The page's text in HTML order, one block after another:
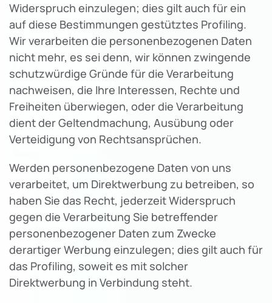
Widerspruch einzulegen; dies gilt auch für ein
auf diese Bestimmungen gestütztes Profiling.
Wir verarbeiten die personenbezogenen Daten
nicht mehr, es sei denn, wir können zwingende
schutzwürdige Gründe für die Verarbeitung
nachweisen, die Ihre Interessen, Rechte und
Freiheiten überwiegen, oder die Verarbeitung
dient der Geltendmachung, Ausübung oder
Verteidigung von Rechtsansprüchen.
Werden personenbezogene Daten von uns
verarbeitet, um Direktwerbung zu betreiben, so
haben Sie das Recht, jederzeit Widerspruch
gegen die Verarbeitung Sie betreffender
personenbezogener Daten zum Zwecke
derartiger Werbung einzulegen; dies gilt auch für
das Profiling, soweit es mit solcher
Direktwerbung in Verbindung steht.